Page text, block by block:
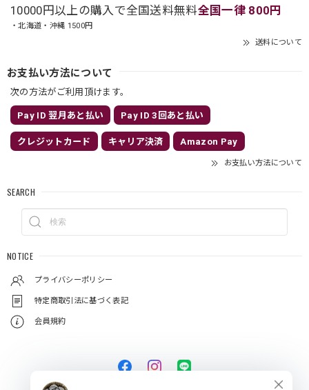
10000円以上の購入で全国送料無料全国一律 800円
・北海道・沖縄 1500円
送料について
お支払い方法について
次の方法がご利用頂けます。
Pay ID 翌月あと払い Pay ID 3回あと払い
クレジットカード キャリア決済 Amazon Pay
お支払い方法について
SEARCH
NOTICE
プライバシーポリシー
特定商取引法に基づく表記
会員規約